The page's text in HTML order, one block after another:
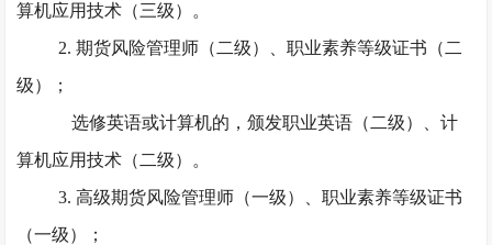
算机应用技术（三级）。
2. 期货风险管理师（二级）、职业素养等级证书（二
级）；
选修英语或计算机的，颁发职业英语（二级）、计
算机应用技术（二级）。
3. 高级期货风险管理师（一级）、职业素养等级证书
（一级）；